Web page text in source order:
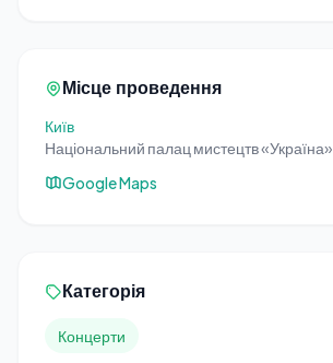
Місце проведення
Київ
Національний палац мистецтв «Україна»
Google Maps
Категорія
Концерти